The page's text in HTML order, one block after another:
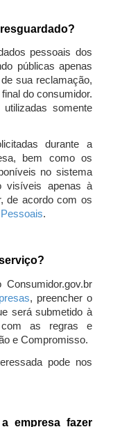
pessoais dos
públicas apenas
sua reclamação,
do consumidor.
somente
durante a
bem como os
no sistema
visíveis apenas à
de acordo com os
.
, preencher o
será submetido à
com as regras e
e Compromisso.
pode nos
empresa fazer